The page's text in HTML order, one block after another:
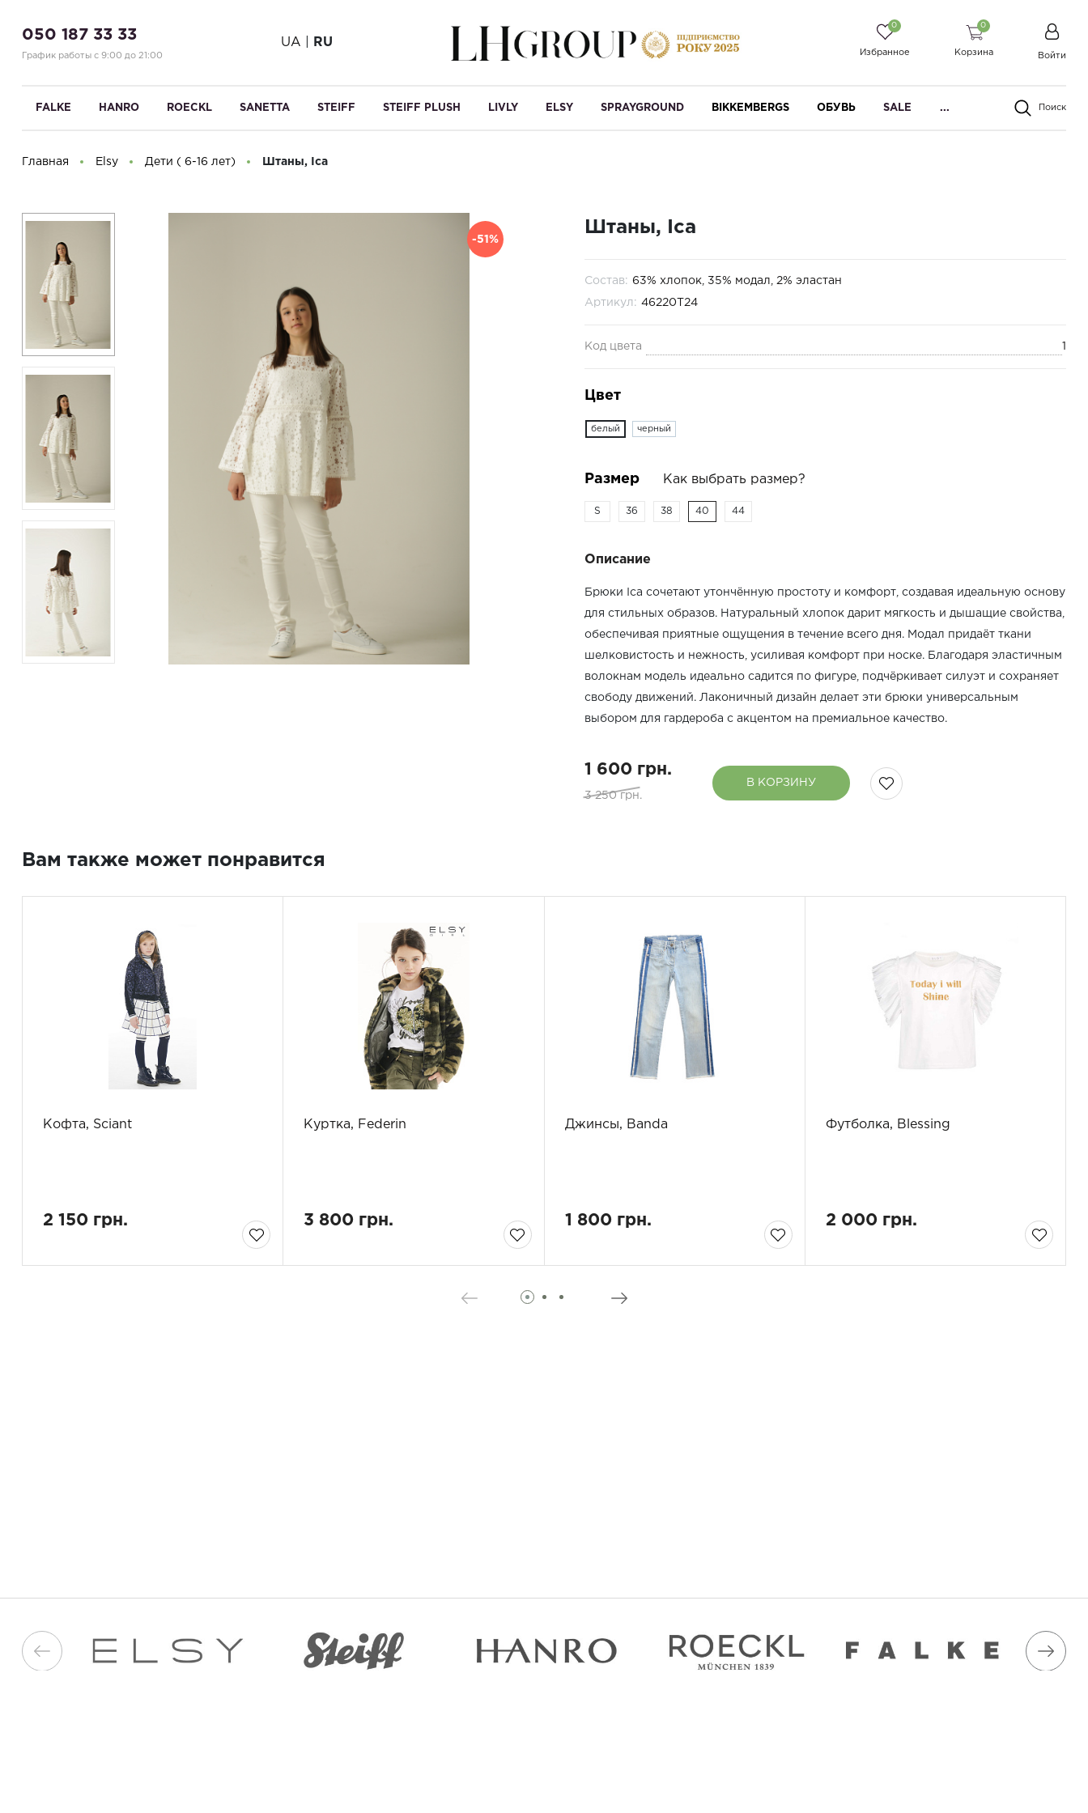
050 187 33 33
График работы с 9:00 до 21:00
UA RU
0
Избранное
0
Корзина Войти
FALKE HANRO ROECKL SANETTA STEIFF STEIFF PLUSH LIVLY ELSY SPRAYGROUND BIKKEMBERGS ОБУВЬ SALE ... Поиск
Главная Elsy Дети ( 6-16 лет) Штаны, Ica
-51%
Штаны, Ica
Состав: 63% хлопок, 35% модал, 2% эластан
Артикул: 46220Т24
Код цвета 1
Цвет
белый черный
Размер Как выбрать размер?
S 36 38 40 44
Описание
Брюки Ica сочетают утончённую простоту и комфорт, создавая идеальную основу
для стильных образов. Натуральный хлопок дарит мягкость и дышащие свойства,
обеспечивая приятные ощущения в течение всего дня. Модал придаёт ткани
шелковистость и нежность, усиливая комфорт при носке. Благодаря эластичным
волокнам модель идеально садится по фигуре, подчёркивает силуэт и сохраняет
свободу движений. Лаконичный дизайн делает эти брюки универсальным
выбором для гардероба с акцентом на премиальное качество.
1 600 грн.
3 250 грн.
В КОРЗИНУ
Вам также может понравится
Кофта, Sciant
2 150 грн.
Куртка, Federin
3 800 грн.
Джинсы, Banda
1 800 грн.
Футболка, Blessing
2 000 грн.